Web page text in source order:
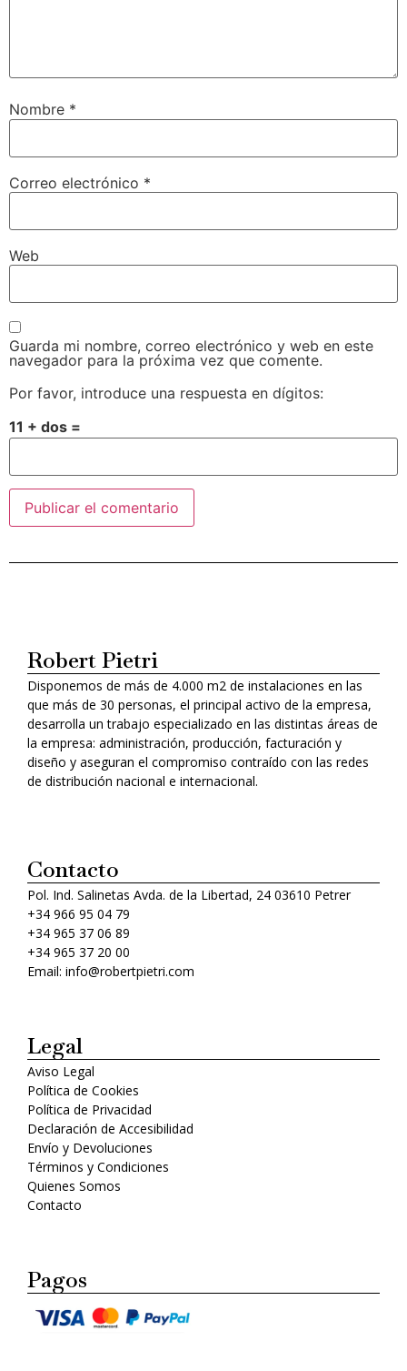
Nombre *
Correo electrónico *
Web
Guarda mi nombre, correo electrónico y web en este
navegador para la próxima vez que comente.
Por favor, introduce una respuesta en dígitos:
11 + dos =
Robert Pietri
Disponemos de más de 4.000 m2 de instalaciones en las
que más de 30 personas, el principal activo de la empresa,
desarrolla un trabajo especializado en las distintas áreas de
la empresa: administración, producción, facturación y
diseño y aseguran el compromiso contraído con las redes
de distribución nacional e internacional.
Contacto
Pol. Ind. Salinetas Avda. de la Libertad, 24 03610 Petrer
+34 966 95 04 79
+34 965 37 06 89
+34 965 37 20 00
Email: info@robertpietri.com
Legal
Aviso Legal
Política de Cookies
Política de Privacidad
Declaración de Accesibilidad
Envío y Devoluciones
Términos y Condiciones
Quienes Somos
Contacto
Pagos